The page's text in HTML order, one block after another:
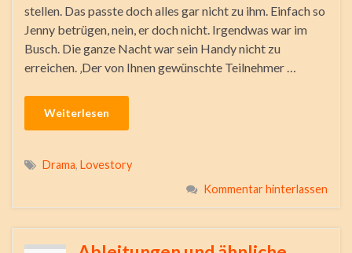
stellen. Das passte doch alles gar nicht zu ihm. Einfach so
Jenny betrügen, nein, er doch nicht. Irgendwas war im
Busch. Die ganze Nacht war sein Handy nicht zu
erreichen. ‚Der von Ihnen gewünschte Teilnehmer …
Weiterlesen
Drama, Lovestory
Kommentar hinterlassen